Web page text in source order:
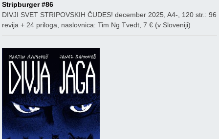
Stripburger #86
DIVJI SVET STRIPOVSKIH ČUDES! december 2025, A4-, 120 str.: 96
revija + 24 priloga, naslovnica: Tim Ng Tvedt, 7 € (v Sloveniji)